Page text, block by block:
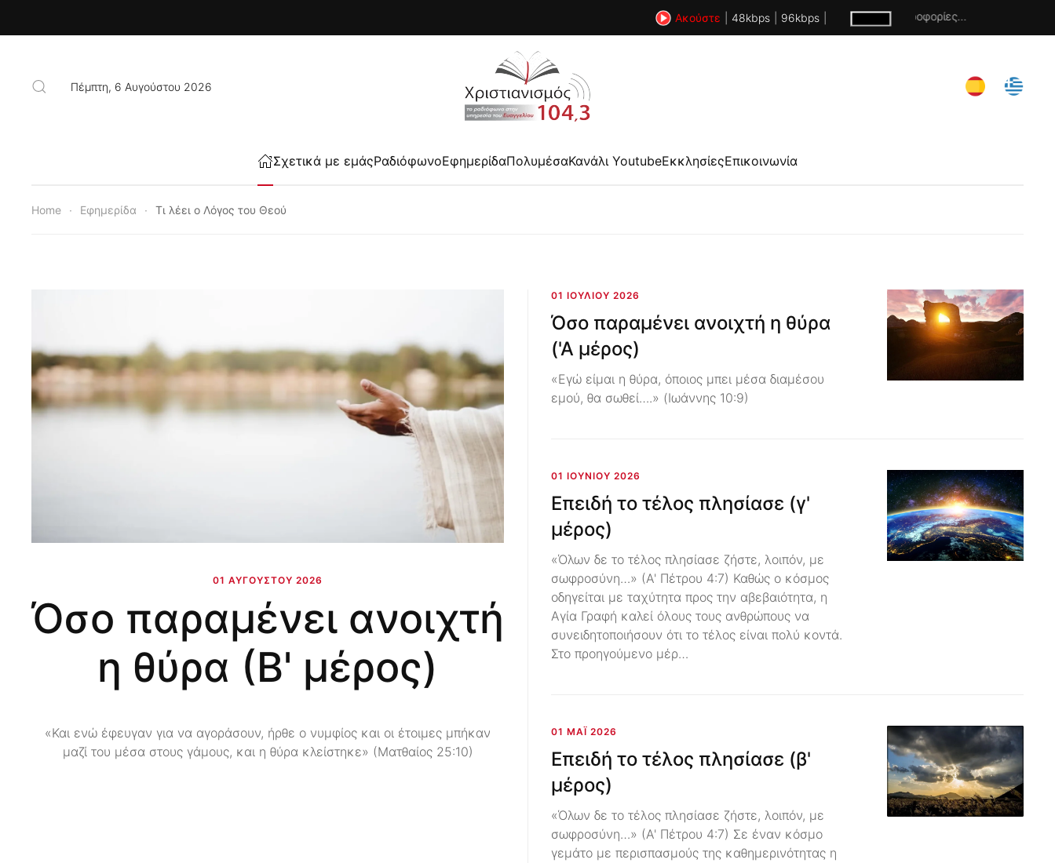
Ακούστε 48kbps 96kbps Χωρίς πληροφορίες...
Πέμπτη, 6 Αυγούστου 2026
Σχετικά με εμάςΡαδιόφωνοΕφημερίδαΠολυμέσαΚανάλι YoutubeΕκκλησίεςΕπικοινωνία
Home Εφημερίδα Τι λέει ο Λόγος του Θεού
01 ΑΥΓΟΎΣΤΟΥ 2026
Όσο παραμένει ανοιχτή
η θύρα (Β' μέρος)
«Και ενώ έφευγαν για να αγοράσουν, ήρθε ο νυμφίος και οι έτοιμες μπήκαν
μαζί του μέσα στους γάμους, και η θύρα κλείστηκε» (Ματθαίος 25:10)
01 ΙΟΥΛΊΟΥ 2026
Όσο παραμένει ανοιχτή η θύρα
('Α μέρος)
«Εγώ είμαι η θύρα, όποιος μπει μέσα διαμέσου
εμού, θα σωθεί….» (Ιωάννης 10:9)
01 ΙΟΥΝΊΟΥ 2026
Επειδή το τέλος πλησίασε (γ'
μέρος)
«Όλων δε το τέλος πλησίασε ζήστε, λοιπόν, με
σωφροσύνη…» (Α' Πέτρου 4:7) Καθώς ο κόσμος
οδηγείται με ταχύτητα προς την αβεβαιότητα, η
Αγία Γραφή καλεί όλους τους ανθρώπους να
συνειδητοποιήσουν ότι το τέλος είναι πολύ κοντά.
Στο προηγούμενο μέρ…
01 ΜΆΙ 2026
Επειδή το τέλος πλησίασε (β'
μέρος)
«Όλων δε το τέλος πλησίασε ζήστε, λοιπόν, με
σωφροσύνη…» (Α' Πέτρου 4:7) Σε έναν κόσμο
γεμάτο με περισπασμούς της καθημερινότητας η